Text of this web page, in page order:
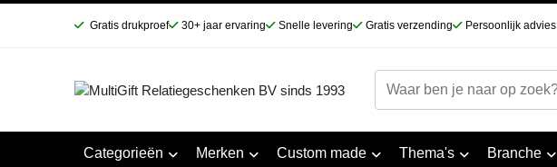
Gratis drukproef 30+ jaar ervaring Snelle levering Gratis verzending Persoonlijk advies
Categorieën Merken Custom made Thema's Branche